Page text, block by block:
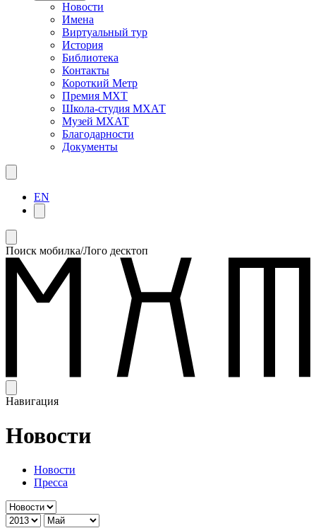
Новости
Имена
Виртуальный тур
История
Библиотека
Контакты
Короткий Метр
Премия МХТ
Школа-студия МХАТ
Музей МХАТ
Благодарности
Документы
EN
Поиск мобилка/Лого десктоп
Навигация
Новости
Новости
Пресса